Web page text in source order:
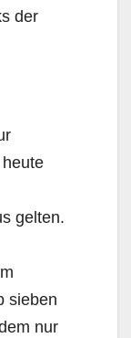
der
gelten.
sieben
nur